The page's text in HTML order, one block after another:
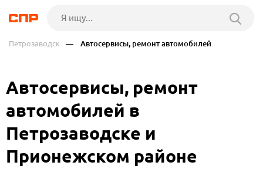
Петрозаводск — Автосервисы, ремонт автомобилей
Автосервисы, ремонт
автомобилей в
Петрозаводске и
Прионежском районе